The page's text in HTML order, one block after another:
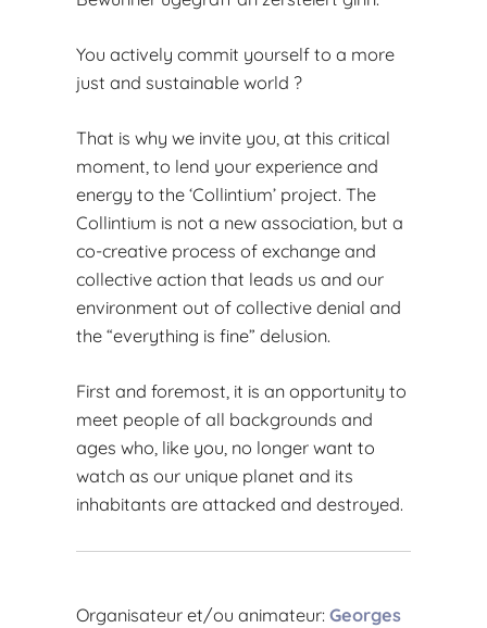
You actively commit yourself to a more
just and sustainable world ?
That is why we invite you, at this critical
moment, to lend your experience and
energy to the ‘Collintium’ project. The
Collintium is not a new association, but a
co-creative process of exchange and
collective action that leads us and our
environment out of collective denial and
the “everything is fine” delusion.
First and foremost, it is an opportunity to
meet people of all backgrounds and
ages who, like you, no longer want to
watch as our unique planet and its
inhabitants are attacked and destroyed.
Organisateur et/ou animateur: Georges